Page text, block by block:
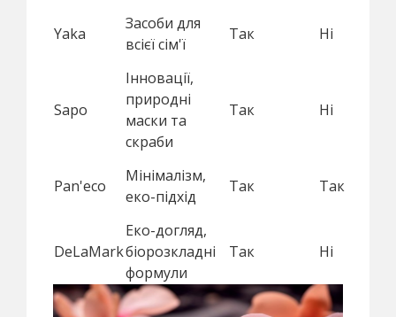
Yaka
Засоби для
всієї сім'ї
Так Ні
Sapo
Інновації,
природні
маски та
скраби
Так Ні
Pan'eco
Мінімалізм,
еко-підхід
Так Так
DeLaMark
Еко-догляд,
біорозкладні
формули
Так Ні